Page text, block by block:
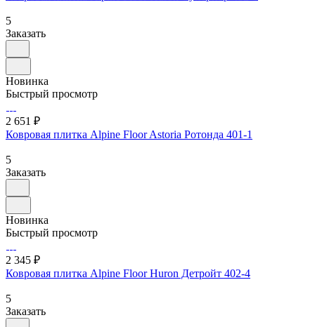
5
Заказать
Новинка
Быстрый просмотр
2 651 ₽
Ковровая плитка Alpine Floor Astoria Ротонда 401-1
5
Заказать
Новинка
Быстрый просмотр
2 345 ₽
Ковровая плитка Alpine Floor Huron Детройт 402-4
5
Заказать